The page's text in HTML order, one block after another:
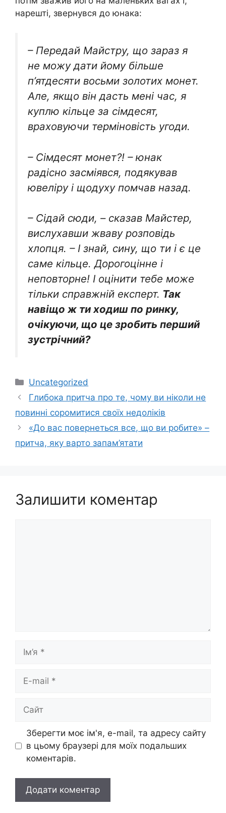
нарешті, звернувся до юнака:
– Передай Майстру, що зараз я
не можу дати йому більше
п’ятдесяти восьми золотих монет.
Але, якщо він дасть мені час, я
куплю кільце за сімдесят,
враховуючи терміновість угоди.
– Сімдесят монет?! – юнак
радісно засміявся, подякував
ювеліру і щодуху помчав назад.
– Сідай сюди, – сказав Майстер,
вислухавши жваву розповідь
хлопця. – І знай, сину, що ти і є це
саме кільце. Дорогоцінне і
неповторне! І оцінити тебе може
тільки справжній експерт. Так
навіщо ж ти ходиш по ринку,
очікуючи, що це зробить перший
зустрічний?
Категорії
Uncategorized
Глибока притча про те, чому ви ніколи не
повинні соромитися своїх недоліків
«До вас повернеться все, що ви робите» –
притча, яку варто запам’ятати
Залишити коментар
Ім’я
Сайт
Зберегти моє ім'я, e-mail, та адресу сайту
в цьому браузері для моїх подальших
коментарів.